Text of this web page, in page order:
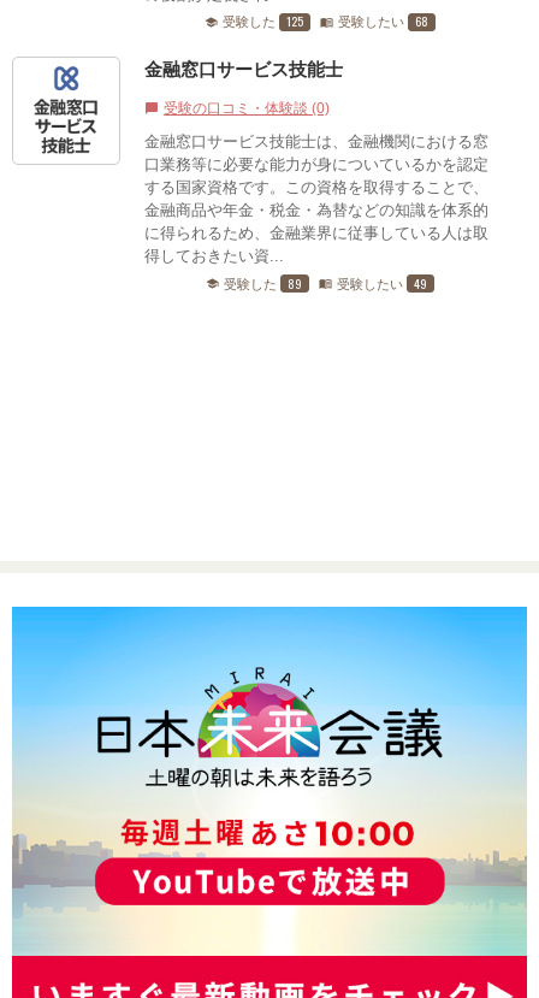
school 受験した 125 menu_book 受験したい 68
金融窓口サービス技能士
chat_bubble 受験の口コミ・体験談 (0)
金融窓口サービス技能士は、金融機関における窓
口業務等に必要な能力が身についているかを認定
する国家資格です。この資格を取得することで、
金融商品や年金・税金・為替などの知識を体系的
に得られるため、金融業界に従事している人は取
得しておきたい資...
school 受験した 89 menu_book 受験したい 49